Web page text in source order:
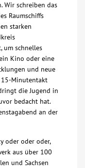
Wir schreiben das
Raumschiffs
starken
um schnelles
Kino oder eine
und neue
15-Minutentakt
die Jugend in
bedacht hat.
an der
oder oder oder,
aus über 100
und Sachsen